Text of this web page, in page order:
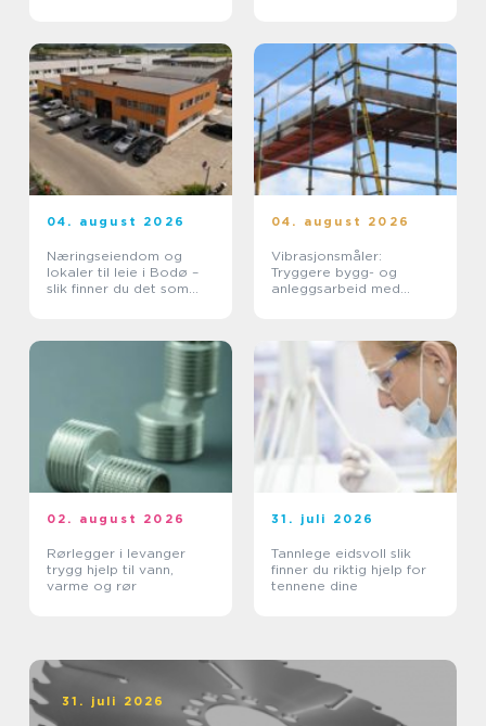
04. august 2026
Næringseiendom og
lokaler til leie i Bodø –
slik finner du det som
04. august 2026
Vibrasjonsmåler:
Tryggere bygg- og
anleggsarbeid med
02. august 2026
Rørlegger i levanger
trygg hjelp til vann,
varme og rør
31. juli 2026
Tannlege eidsvoll slik
finner du riktig hjelp for
tennene dine
31. juli 2026